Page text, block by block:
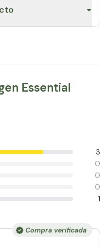
Essential
3
0
0
0
1
Compra verificada